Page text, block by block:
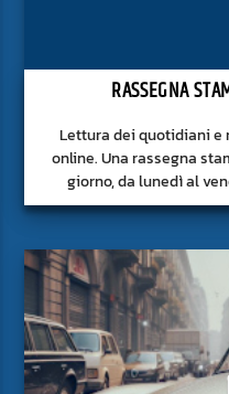
RASSEGNA
Lettura dei quotidiani
online. Una rassegna
giorno, da lunedì al
approfondito delle